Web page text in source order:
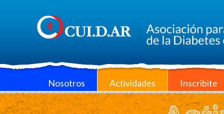
Nosotros Actividades Inscribite